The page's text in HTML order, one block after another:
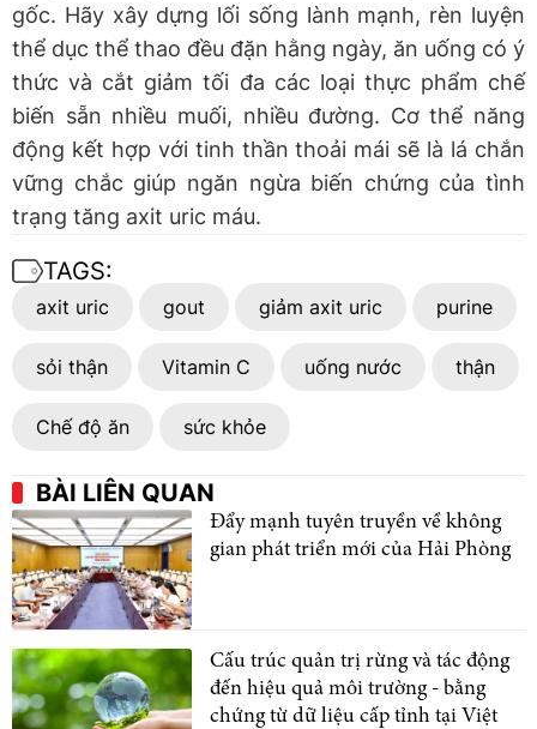
gốc. Hãy xây dựng lối sống lành mạnh, rèn luyện
thể dục thể thao đều đặn hằng ngày, ăn uống có ý
thức và cắt giảm tối đa các loại thực phẩm chế
biến sẵn nhiều muối, nhiều đường. Cơ thể năng
động kết hợp với tinh thần thoải mái sẽ là lá chắn
vững chắc giúp ngăn ngừa biến chứng của tình
trạng tăng axit uric máu.
TAGS:
axit uric gout giảm axit uric purine
sỏi thận Vitamin C uống nước thận
Chế độ ăn sức khỏe
BÀI LIÊN QUAN
Đẩy mạnh tuyên truyền về không
gian phát triển mới của Hải Phòng
Cấu trúc quản trị rừng và tác động
đến hiệu quả môi trường - bằng
chứng từ dữ liệu cấp tỉnh tại Việt